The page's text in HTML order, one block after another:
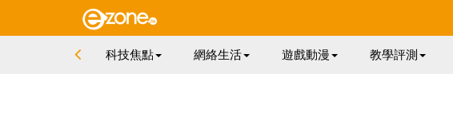
科技焦點 網絡生活 遊戲動漫 教學評測